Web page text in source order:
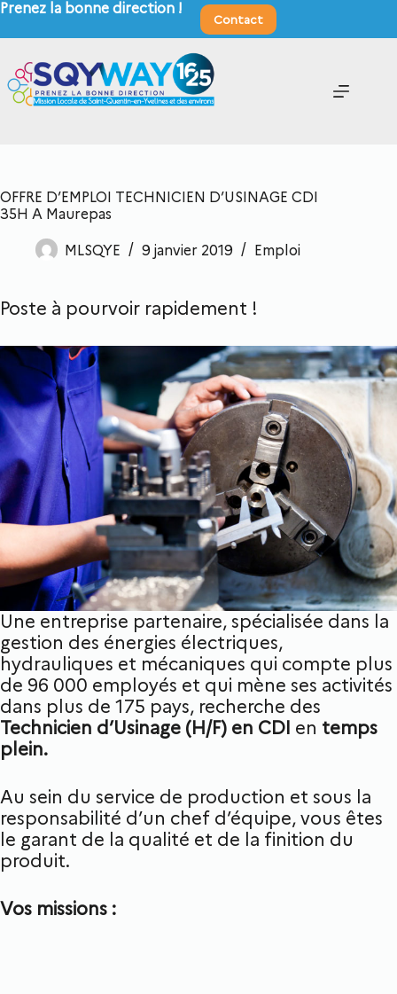
Prenez la bonne direction !
Contact
OFFRE D’EMPLOI TECHNICIEN D’USINAGE CDI
35H A Maurepas
MLSQYE 9 janvier 2019 Emploi
Poste à pourvoir rapidement !
Une entreprise partenaire, spécialisée dans la
gestion des énergies électriques,
hydrauliques et mécaniques qui compte plus
de 96 000 employés et qui mène ses activités
dans plus de 175 pays, recherche des
Technicien d’Usinage (H/F) en CDI en temps
plein.
Au sein du service de production et sous la
responsabilité d’un chef d’équipe, vous êtes
le garant de la qualité et de la finition du
produit.
Vos missions :